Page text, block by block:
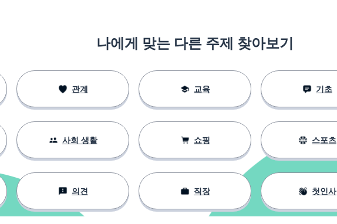
나에게 맞는 다른 주제 찾아보기
관계 교육 기초
사회 생활 쇼핑 스포츠
의견 직장 첫인사